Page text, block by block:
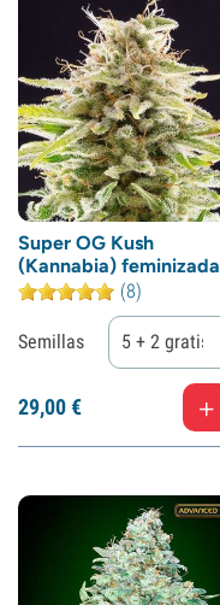
Super OG Kush
(Kannabia) feminizada
(8)
Semillas 5 + 2 gratis
29,00€